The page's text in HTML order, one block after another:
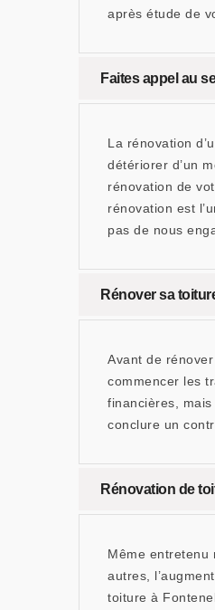
après étude de
Faites appel au
La rénovation
détériorer d’un
rénovation de
rénovation est
pas de nous
Rénover sa
Avant de
commencer les
financières,
conclure un
Rénovation de
Même entretenu
autres,
toiture à